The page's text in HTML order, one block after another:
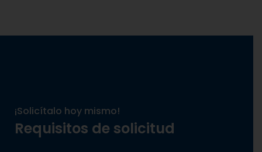
¡Solicítalo hoy mismo!
Requisitos de solicitud